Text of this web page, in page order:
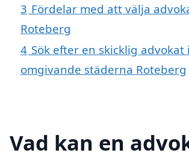
3 Fördelar med att välja
Roteberg
4 Sök efter en skicklig advokat
omgivande städerna Roteberg
Vad kan en